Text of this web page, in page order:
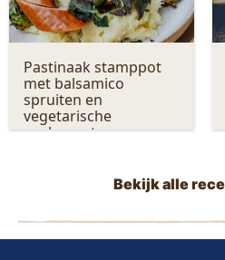
Pastinaak stamppot
met balsamico
spruiten en
vegetarische
rookworst
Bekijk alle